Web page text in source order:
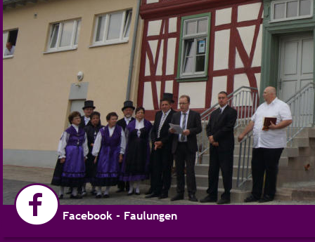
Facebook - Faulungen